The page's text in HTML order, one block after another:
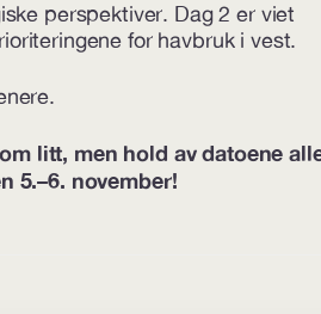
perspektiver. Dag 2 er viet
for havbruk i vest.
litt, men hold av datoene
5.–6. november!